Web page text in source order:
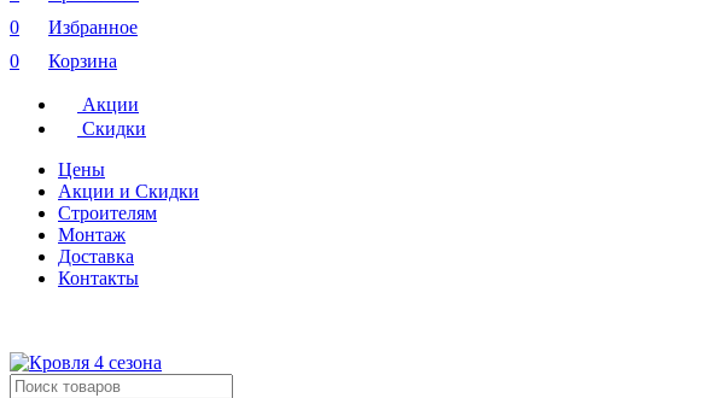
0
Избранное
0
Корзина
Акции
Скидки
Цены
Акции и Скидки
Строителям
Монтаж
Доставка
Контакты